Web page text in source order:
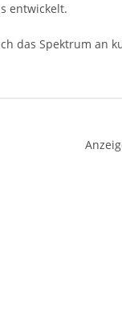
entwickelt.
das Spektrum an